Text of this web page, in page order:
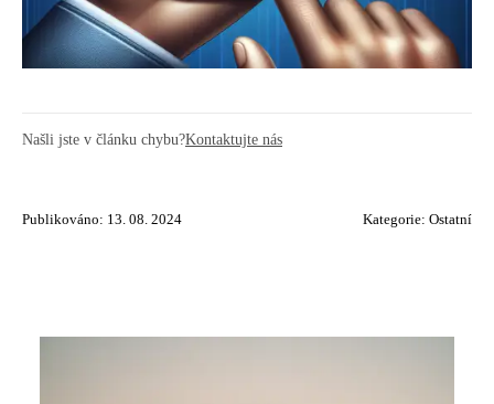
Našli jste v článku chybu?Kontaktujte nás
Publikováno: 13. 08. 2024 Kategorie: Ostatní